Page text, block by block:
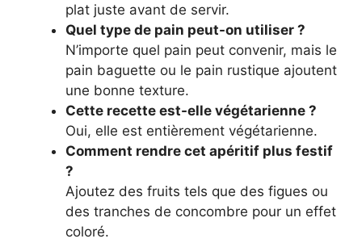
plat juste avant de servir.
Quel type de pain peut-on utiliser ?
N’importe quel pain peut convenir, mais le
pain baguette ou le pain rustique ajoutent
une bonne texture.
Cette recette est-elle végétarienne ?
Oui, elle est entièrement végétarienne.
Comment rendre cet apéritif plus festif
?
Ajoutez des fruits tels que des figues ou
des tranches de concombre pour un effet
coloré.